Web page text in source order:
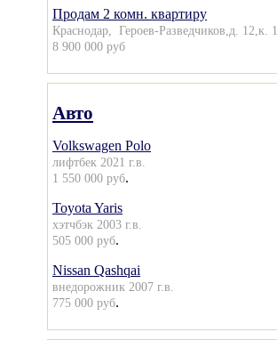
Продам 2 комн. квартиру
Краснодар, Героев-Разведчиков,д. 12,к. 1
8 900 000 руб
Авто
Volkswagen Polo
лифтбек 2021 г.в.
1 550 000 руб.
Toyota Yaris
хэтчбэк 2003 г.в.
505 000 руб.
Nissan Qashqai
внедорожник 2007 г.в.
775 000 руб.